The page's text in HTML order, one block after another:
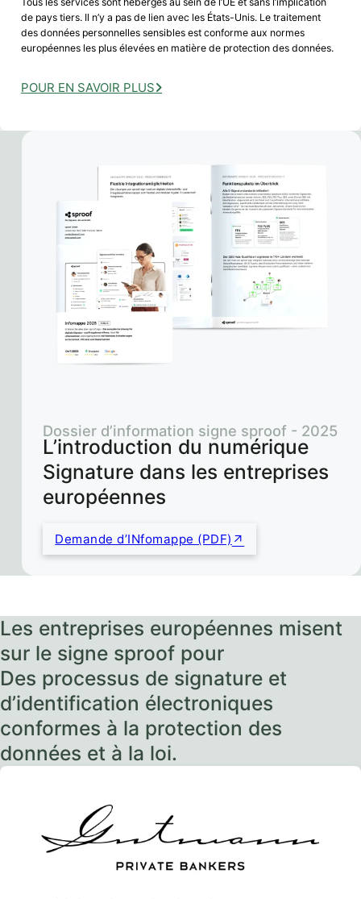
de pays tiers. Il n’y a pas de lien avec les États-Unis. Le traitement
des données personnelles sensibles est conforme aux normes
européennes les plus élevées en matière de protection des données.
POUR EN SAVOIR PLUS
L’introduction du numérique
Signature dans les entreprises
européennes
Dossier d’information signe sproof - 2025
Demande d’INfomappe (PDF)
Les entreprises européennes misent
sur le signe sproof pour
Des processus de signature et
d’identification électroniques
conformes à la protection des
données et à la loi.